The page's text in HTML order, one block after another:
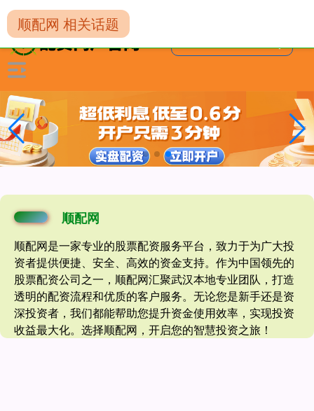
-->
顺配网
顺配网是一家专业的股票配资服务平台，致力于为广大投
资者提供便捷、安全、高效的资金支持。作为中国领先的
股票配资公司之一，顺配网汇聚武汉本地专业团队，打造
透明的配资流程和优质的客户服务。无论您是新手还是资
深投资者，我们都能帮助您提升资金使用效率，实现投资
收益最大化。选择顺配网，开启您的智慧投资之旅！
顺配网 相关话题